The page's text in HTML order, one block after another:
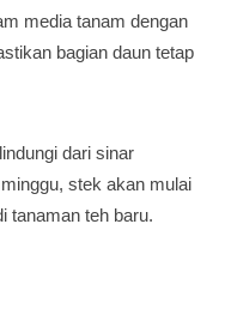
media tanam dengan
bagian daun tetap
dari sinar
stek akan mulai
tanaman teh baru.